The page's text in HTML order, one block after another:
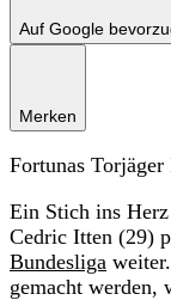
Auf Google
Merken
Fortunas
Ein Stich ins
Cedric Itten (29)
Bundesliga
gemacht werden,